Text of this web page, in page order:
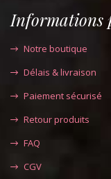
Informations
Notre boutique
Délais & livraison
Paiement sécurisé
Retour produits
FAQ
CGV